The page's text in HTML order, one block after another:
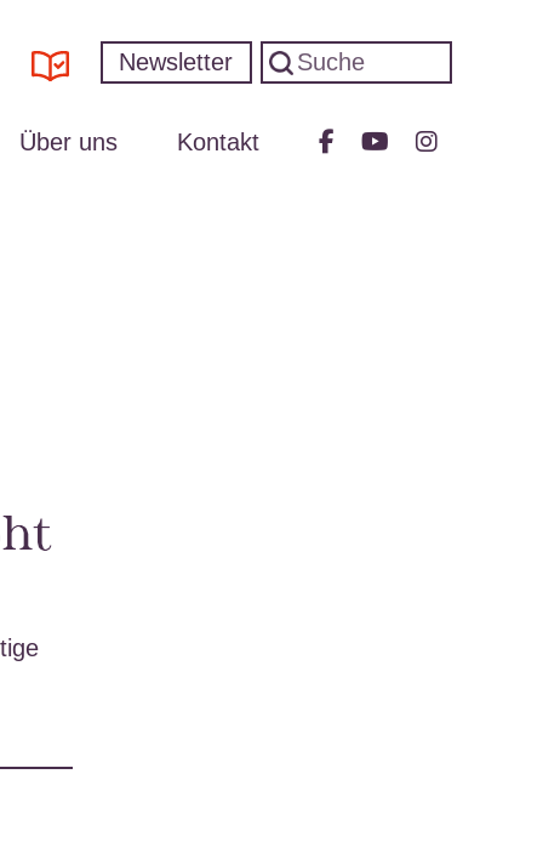
Newsletter
Über uns Kontakt